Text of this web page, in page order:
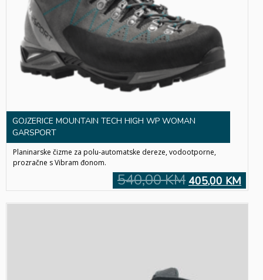
GOJZERICE MOUNTAIN TECH HIGH WP WOMAN
GARSPORT
Planinarske čizme za polu-automatske dereze, vodootporne,
prozračne s Vibram đonom.
540,00 KM 405,00 KM